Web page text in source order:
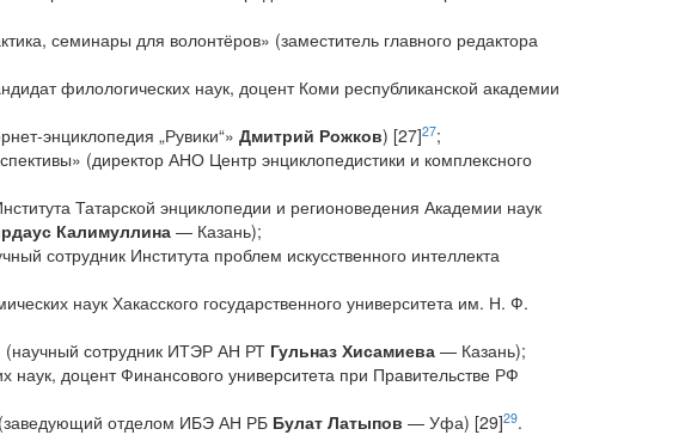
семинары для волонтёров» (заместитель главного редактора
филологических наук, доцент Коми республиканской академии
энциклопедия „Рувики“» Дмитрий Рожков) [27]27;
(директор АНО Центр энциклопедистики и комплексного
Татарской энциклопедии и регионоведения Академии наук
Калимуллина — Казань);
сотрудник Института проблем искусственного интеллекта
наук Хакасского государственного университета им. Н. Ф.
(научный сотрудник ИТЭР АН РТ Гульназ Хисамиева — Казань);
доцент Финансового университета при Правительстве РФ
(заведующий отделом ИБЭ АН РБ Булат Латыпов — Уфа) [29]29.